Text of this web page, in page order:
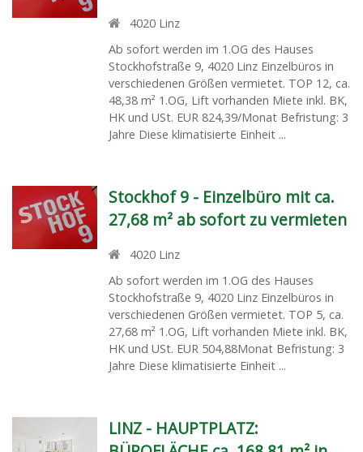
4020 Linz
Ab sofort werden im 1.OG des Hauses
Stockhofstraße 9, 4020 Linz Einzelbüros in
verschiedenen Größen vermietet. TOP 12, ca.
48,38 m² 1.OG, Lift vorhanden Miete inkl. BK,
HK und USt. EUR 824,39/Monat Befristung: 3
Jahre Diese klimatisierte Einheit ...
Stockhof 9 - Einzelbüro mit ca.
27,68 m² ab sofort zu vermieten
4020 Linz
Ab sofort werden im 1.OG des Hauses
Stockhofstraße 9, 4020 Linz Einzelbüros in
verschiedenen Größen vermietet. TOP 5, ca.
27,68 m² 1.OG, Lift vorhanden Miete inkl. BK,
HK und USt. EUR 504,88Monat Befristung: 3
Jahre Diese klimatisierte Einheit ...
LINZ - HAUPTPLATZ: